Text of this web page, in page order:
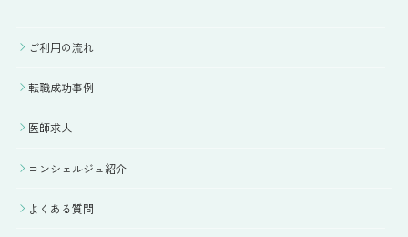
ご利用の流れ
転職成功事例
医師求人
コンシェルジュ紹介
よくある質問